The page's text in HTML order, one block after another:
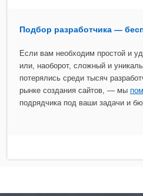
Подбор разработчика —
Если вам необходим простой и
или, наоборот, сложный и
потерялись среди тысяч
рынке создания сайтов, — мы
подрядчика под ваши задачи и